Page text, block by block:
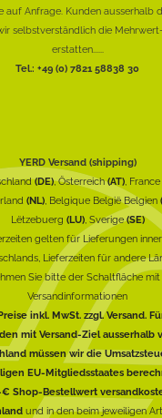
auf Anfrage. Kunden ausserhalb
selbstverständlich die
erstatten......
Tel.: +49 (0) 7821 58838 30
YERD Versand (shipping)
(DE), Österreich(AT), France
(NL), Belgique België Belgien
Lëtzebuerg (LU), Sverige(SE)
gelten für Lieferungen
Lieferzeiten für andere
Sie bitte der Schaltfläche
Versandinformationen
inkl. MwSt. zzgl. Versand.
mit Versand-Ziel ausserhalb
müssen wir die
EU-Mitgliedsstaates
€ Shop-Bestellwert
und in den beim jeweiligen